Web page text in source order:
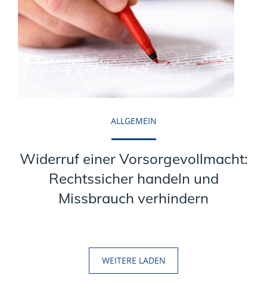
ALLGEMEIN
Widerruf einer Vorsorgevollmacht:
Rechtssicher handeln und
Missbrauch verhindern
WEITERE LADEN